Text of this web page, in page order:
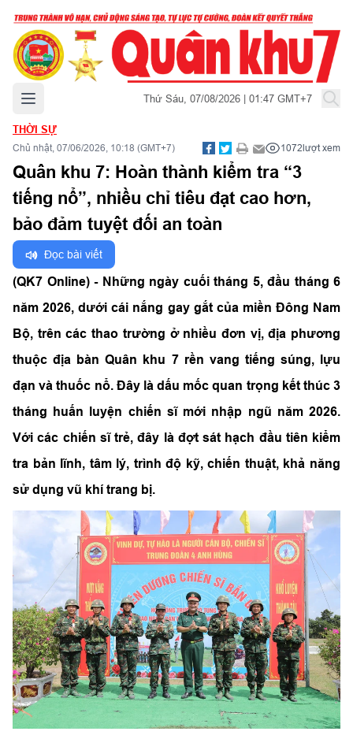
Mở menu chính Thứ Sáu, 07/08/2026 | 01:47 GMT+7
THỜI SỰ
Chủ nhật, 07/06/2026, 10:18 (GMT+7) 1072lượt xem
Quân khu 7: Hoàn thành kiểm tra “3
tiếng nổ”, nhiều chỉ tiêu đạt cao hơn,
bảo đảm tuyệt đối an toàn
Đọc bài viết
(QK7 Online) - Những ngày cuối tháng 5, đầu tháng 6
năm 2026, dưới cái nắng gay gắt của miền Đông Nam
Bộ, trên các thao trường ở nhiều đơn vị, địa phương
thuộc địa bàn Quân khu 7 rền vang tiếng súng, lựu
đạn và thuốc nổ. Đây là dấu mốc quan trọng kết thúc 3
tháng huấn luyện chiến sĩ mới nhập ngũ năm 2026.
Với các chiến sĩ trẻ, đây là đợt sát hạch đầu tiên kiểm
tra bản lĩnh, tâm lý, trình độ kỹ, chiến thuật, khả năng
sử dụng vũ khí trang bị.